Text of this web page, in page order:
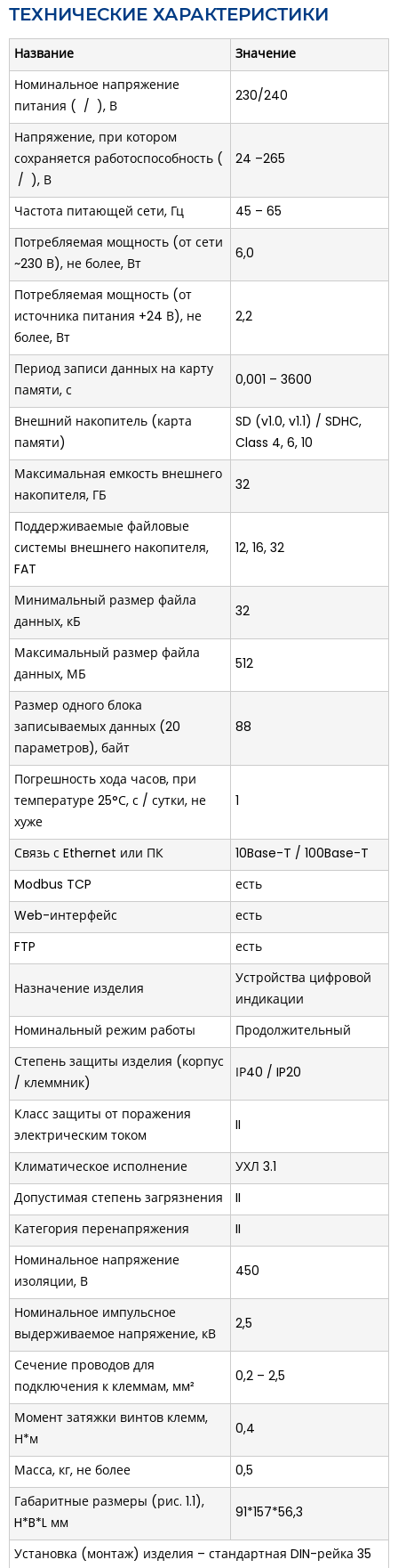
осуществлять передачу данных в ПК. Это позволяет
удаленно следить за состоянием объекта. Более
подробный анализ выполняется на основании
данных, сохраненных на карте памяти. Web-
интерфейс позволяет удаленно через браузер
компьютера выполнить конфигурацию
регистратора без установки каких-либо
дополнительных программ.
ТЕХНИЧЕСКИЕ ХАРАКТЕРИСТИКИ
Название Значение
Номинальное напряжение
питания ( / ), В
230/240
Напряжение, при котором
сохраняется работоспособность (
/ ), В
24 –265
Частота питающей сети, Гц
45 – 65
Потребляемая мощность (от сети
~230 В), не более, Вт
6,0
Потребляемая мощность (от
источника питания +24 В), не
более, Вт
2,2
Период записи данных на карту
памяти, с
0,001 – 3600
Внешний накопитель (карта
памяти)
SD (v1.0, v1.1) / SDHC,
Class 4, 6, 10
Максимальная емкость внешнего
накопителя, ГБ
32
Поддерживаемые файловые
системы внешнего накопителя,
FAT
12, 16, 32
Минимальный размер файла
данных, кБ
32
Максимальный размер файла
данных, МБ
512
Размер одного блока
записываемых данных (20
параметров), байт
88
Погрешность хода часов, при
температуре 25°С, с / сутки, не
хуже
1
Связь с Ethernet или ПК
10Base-T / 100Base-T
Modbus TCP
есть
Web-интерфейс
есть
FTP
есть
Назначение изделия
Устройства цифровой
индикации
Номинальный режим работы
Продолжительный
Степень защиты изделия (корпус
/ клеммник)
ІР40 / IP20
Класс защиты от поражения
электрическим током
II
Климатическое исполнение
УХЛ 3.1
Допустимая степень загрязнения
II
Категория перенапряжения
II
Номинальное напряжение
изоляции, В
450
Номинальное импульсное
выдерживаемое напряжение, кВ
2,5
Сечение проводов для
подключения к клеммам, мм²
0,2 – 2,5
Момент затяжки винтов клемм,
Н*м
0,4
Масса, кг, не более
0,5
Габаритные размеры (рис. 1.1),
H*B*L мм
91*157*56,3
Установка (монтаж) изделия – стандартная DIN-рейка 35